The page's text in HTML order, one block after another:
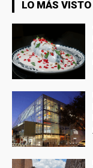
LO MÁS VISTO